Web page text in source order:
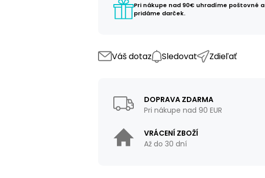
Pri nákupe nad 90€ uhradíme poštovné a
pridáme darček.
Váš dotaz Sledovat Zdieľať
DOPRAVA ZDARMA
Pri nákupe nad 90 EUR
VRÁCENÍ ZBOŽÍ
Až do 30 dní